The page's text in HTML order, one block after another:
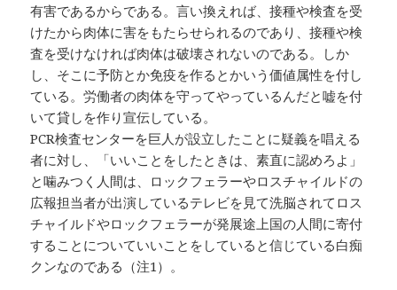
有害であるからである。言い換えれば、接種や検査を受
けたから肉体に害をもたらせられるのであり、接種や検
査を受けなければ肉体は破壊されないのである。しか
し、そこに予防とか免疫を作るとかいう価値属性を付し
ている。労働者の肉体を守ってやっているんだと嘘を付
いて貸しを作り宣伝している。
PCR検査センターを巨人が設立したことに疑義を唱える
者に対し、「いいことをしたときは、素直に認めろよ」
と噛みつく人間は、ロックフェラーやロスチャイルドの
広報担当者が出演しているテレビを見て洗脳されてロス
チャイルドやロックフェラーが発展途上国の人間に寄付
することについていいことをしていると信じている白痴
クンなのである（注1）。